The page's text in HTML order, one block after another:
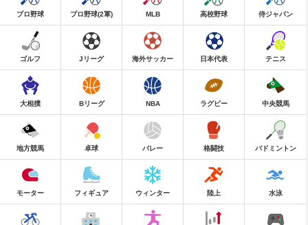
プロ野球 プロ野球(2軍) MLB 高校野球 侍ジャパン
ゴルフ Jリーグ 海外サッカー 日本代表 テニス
大相撲 Bリーグ NBA ラグビー 中央競馬
地方競馬 卓球 バレー 格闘技 バドミントン
モーター フィギュア ウィンター 陸上 水泳